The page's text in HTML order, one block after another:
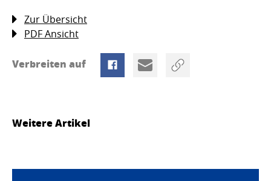
Zur Übersicht
PDF Ansicht
Verbreiten auf
Weitere Artikel